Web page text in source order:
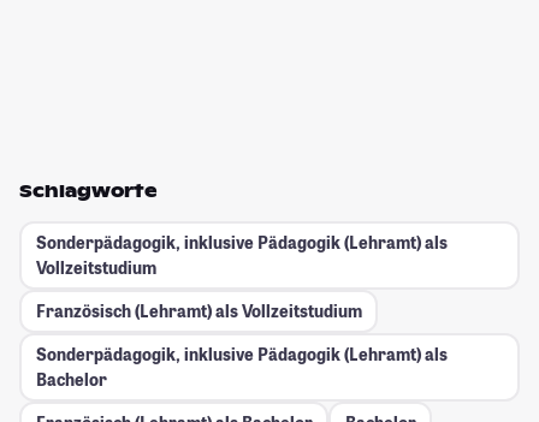
Schlagworte
Sonderpädagogik, inklusive Pädagogik (Lehramt) als
Vollzeitstudium
Französisch (Lehramt) als Vollzeitstudium
Sonderpädagogik, inklusive Pädagogik (Lehramt) als
Bachelor